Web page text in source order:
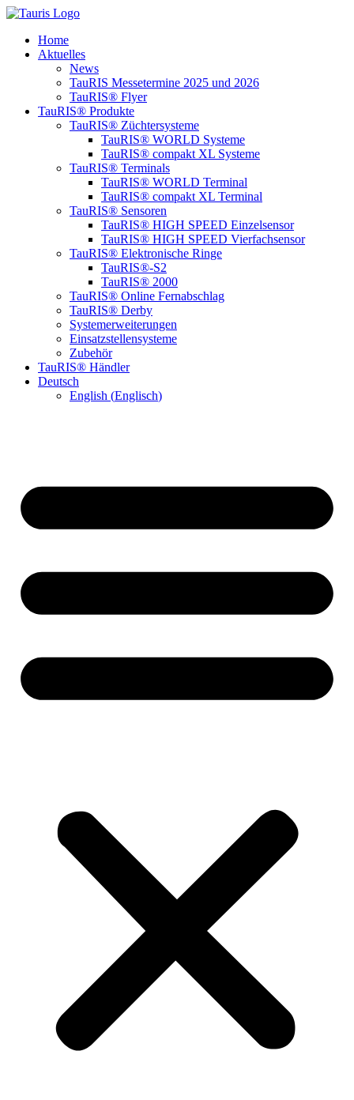
Home
Aktuelles
News
TauRIS Messetermine 2025 und 2026
TauRIS® Flyer
TauRIS® Produkte
TauRIS® Züchtersysteme
TauRIS® WORLD Systeme
TauRIS® compakt XL Systeme
TauRIS® Terminals
TauRIS® WORLD Terminal
TauRIS® compakt XL Terminal
TauRIS® Sensoren
TauRIS® HIGH SPEED Einzelsensor
TauRIS® HIGH SPEED Vierfachsensor
TauRIS® Elektronische Ringe
TauRIS®-S2
TauRIS® 2000
TauRIS® Online Fernabschlag
TauRIS® Derby
Systemerweiterungen
Einsatzstellensysteme
Zubehör
TauRIS® Händler
Deutsch
English (Englisch)